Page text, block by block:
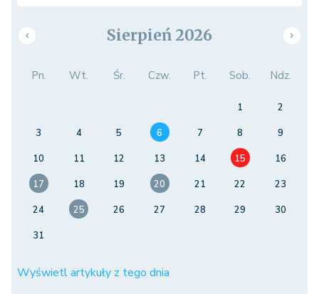
Sierpień 2026
Pn. Wt. Śr. Czw. Pt. Sob. Ndz.
1
2
3
4 5 6 7 8
9
10
11 12 13 14 15
16
17
18 19 20 21 22
23
24
25 26 27 28 29
30
31
Wyświetl artykuły z tego dnia